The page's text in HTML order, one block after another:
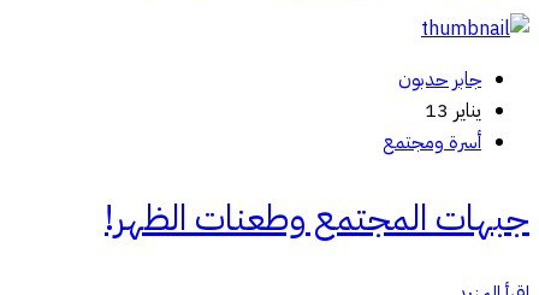
جابر حدبون
يناير 13
أسرة ومجتمع
جبهات المجتمع وطعنات الظهر!